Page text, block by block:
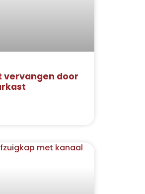
vervangen door